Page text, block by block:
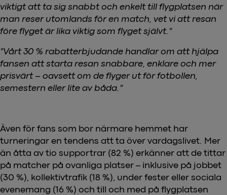
viktigt att ta sig snabbt och enkelt till flygplatsen när
man reser utomlands för en match, vet vi att resan
före flyget är lika viktig som flyget självt."
"Vårt 30 % rabatterbjudande handlar om att hjälpa
fansen att starta resan snabbare, enklare och mer
prisvärt – oavsett om de flyger ut för fotbollen,
semestern eller lite av båda."
Även för fans som bor närmare hemmet har
turneringar en tendens att ta över vardagslivet. Mer
än åtta av tio supportrar (82 %) erkänner att de tittar
på matcher på ovanliga platser – inklusive på jobbet
(30 %), kollektivtrafik (18 %), under fester eller sociala
evenemang (16 %) och till och med på flygplatsen